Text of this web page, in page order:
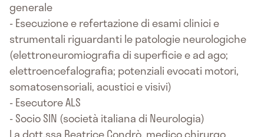
generale
- Esecuzione e refertazione di esami clinici e
strumentali riguardanti le patologie neurologiche
(elettroneuromiografia di superficie e ad ago;
elettroencefalografia; potenziali evocati motori,
somatosensoriali, acustici e visivi)
- Esecutore ALS
- Socio SIN (società italiana di Neurologia)